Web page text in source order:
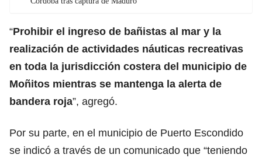
“Prohibir el ingreso de bañistas al mar y la
realización de actividades náuticas recreativas
en toda la jurisdicción costera del municipio de
Moñitos mientras se mantenga la alerta de
bandera roja”, agregó.
Por su parte, en el municipio de Puerto Escondido
se indicó a través de un comunicado que “teniendo